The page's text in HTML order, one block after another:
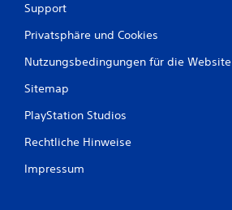
Support
Privatsphäre und Cookies
Nutzungsbedingungen für die Website
Sitemap
PlayStation Studios
Rechtliche Hinweise
Impressum